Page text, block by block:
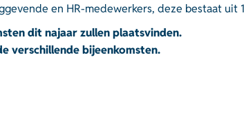
en HR-medewerkers, deze bestaat uit
dit najaar zullen plaatsvinden.
verschillende bijeenkomsten.